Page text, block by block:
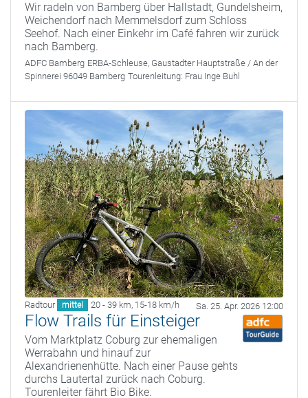
Wir radeln von Bamberg über Hallstadt, Gundelsheim,
Weichendorf nach Memmelsdorf zum Schloss
Seehof. Nach einer Einkehr im Café fahren wir zurück
nach Bamberg.
ADFC Bamberg ERBA-Schleuse, Gaustadter Hauptstraße / An der
Spinnerei 96049 Bamberg Tourenleitung: Frau Inge Buhl
Radtour mittel 20 - 39 km, 15-18 km/h Sa. 25. Apr. 2026 12:00
Flow Trails für Einsteiger
Vom Marktplatz Coburg zur ehemaligen
Werrabahn und hinauf zur
Alexandrienenhütte. Nach einer Pause gehts
durchs Lautertal zurück nach Coburg.
Tourenleiter fährt Bio Bike.